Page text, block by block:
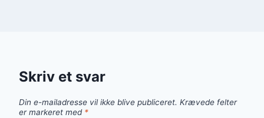
Skriv et svar
Din e-mailadresse vil ikke blive publiceret. Krævede felter
er markeret med *